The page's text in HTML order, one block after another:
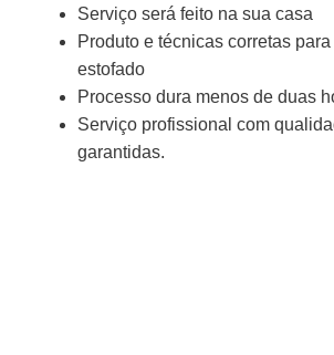
Serviço será feito na sua casa
Produto e técnicas corretas
estofado
Processo dura menos de duas
Serviço profissional com
garantidas.